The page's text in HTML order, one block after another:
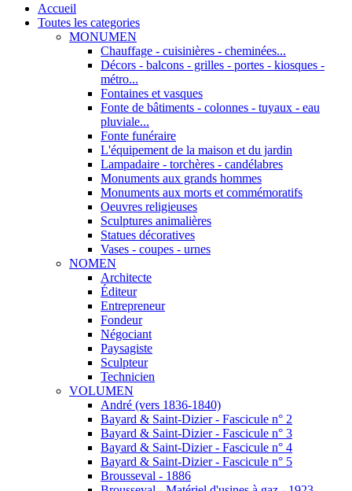
Accueil
Toutes les categories
MONUMEN
Chauffage - cuisinières - cheminées...
Décors - balcons - grilles - portes - kiosques -
métro...
Fontaines et vasques
Fonte de bâtiments - colonnes - tuyaux - eau
pluviale...
Fonte funéraire
L'équipement de la maison et du jardin
Lampadaire - torchères - candélabres
Monuments aux grands hommes
Monuments aux morts et commémoratifs
Oeuvres religieuses
Sculptures animalières
Statues décoratives
Vases - coupes - urnes
NOMEN
Architecte
Éditeur
Entrepreneur
Fondeur
Négociant
Paysagiste
Sculpteur
Technicien
VOLUMEN
André (vers 1836-1840)
Bayard & Saint-Dizier - Fascicule n° 2
Bayard & Saint-Dizier - Fascicule n° 3
Bayard & Saint-Dizier - Fascicule n° 4
Bayard & Saint-Dizier - Fascicule n° 5
Brousseval - 1886